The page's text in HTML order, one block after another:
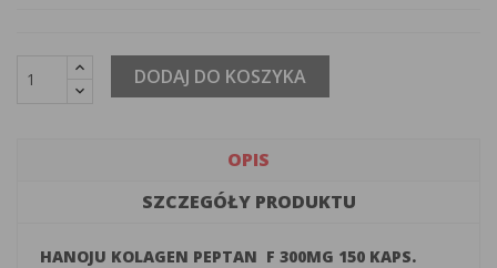
DODAJ DO KOSZYKA
OPIS
SZCZEGÓŁY PRODUKTU
HANOJU KOLAGEN PEPTAN F 300MG 150 KAPS.